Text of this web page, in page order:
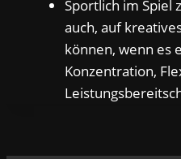
Sportlich im Spiel
auch, auf
können, wenn es
Konzentration,